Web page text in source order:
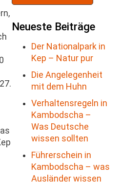
Neueste Beiträge
Der Nationalpark in
Kep – Natur pur
Die Angelegenheit
mit dem Huhn
Verhaltensregeln in
Kambodscha –
Was Deutsche
wissen sollten
Führerschein in
Kambodscha – was
Ausländer wissen